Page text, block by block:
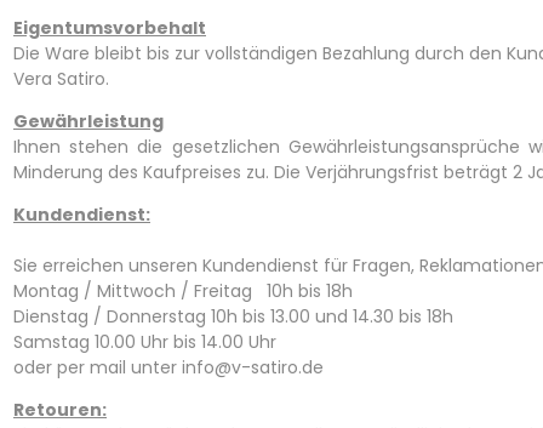
Eigentumsvorbehalt
Die Ware bleibt bis zur vollständigen Bezahlung durch den
Vera Satiro.
Gewährleistung
Ihnen stehen die gesetzlichen Gewährleistungsansprüche
Minderung des Kaufpreises zu. Die Verjährungsfrist beträgt 2
Kundendienst:
Sie erreichen unseren Kundendienst für Fragen,
Montag / Mittwoch / Freitag 10h bis 18h
Dienstag / Donnerstag 10h bis 13.00 und 14.30 bis 18h
Samstag 10.00 Uhr bis 14.00 Uhr
oder per mail unter info@v-satiro.de
Retouren: